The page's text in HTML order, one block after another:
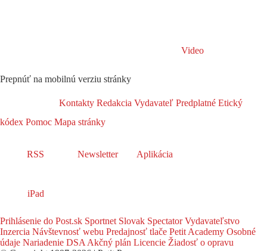
Video
Prepnúť na mobilnú verziu stránky
Kontakty Redakcia Vydavateľ Predplatné Etický
kódex Pomoc Mapa stránky
RSS Newsletter Aplikácia
iPad
Prihlásenie do Post.sk SportnetSlovak SpectatorVydavateľstvo
Inzercia Návštevnosť webu Predajnosť tlače Petit Academy Osobné
údaje Nariadenie DSAAkčný plán Licencie Žiadosť o opravu